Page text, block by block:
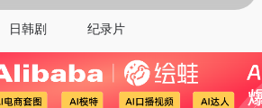
日韩剧 纪录片